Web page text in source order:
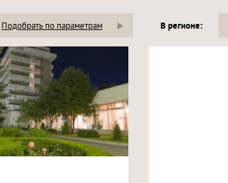
Подобрать по параметрам В регионе: